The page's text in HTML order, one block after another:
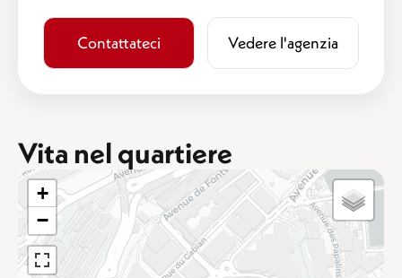
Contattateci ​​Vedere l'agenzia
Vita nel quartiere
+
−